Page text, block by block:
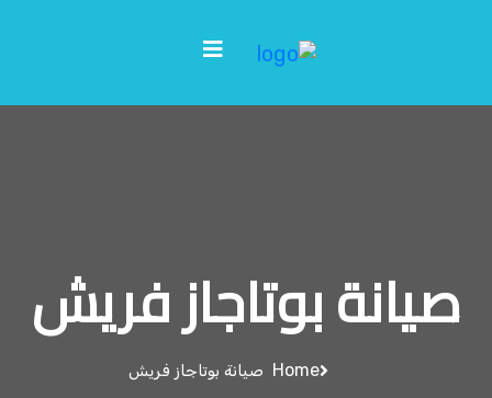
صيانة بوتاجاز فريش
Home صيانة بوتاجاز فريش